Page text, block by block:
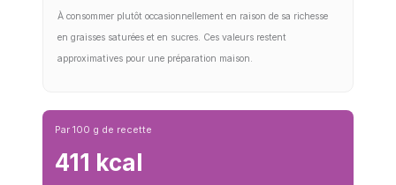
À consommer plutôt occasionnellement en raison de sa richesse
en graisses saturées et en sucres. Ces valeurs restent
approximatives pour une préparation maison.
Par 100 g de recette
411 kcal